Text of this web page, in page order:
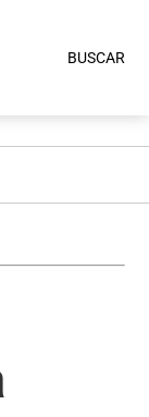
BUSCAR